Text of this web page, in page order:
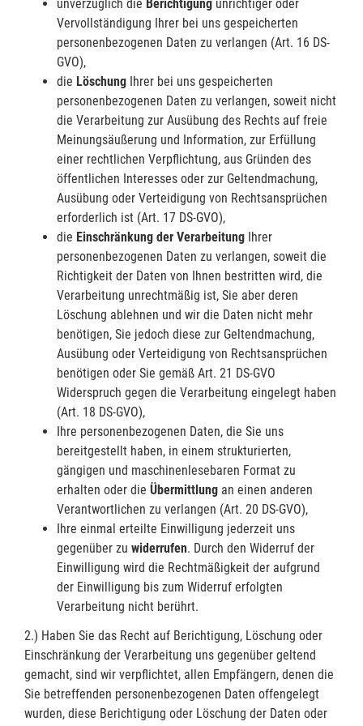
unverzüglich die Berichtigung unrichtiger oder
Vervollständigung Ihrer bei uns gespeicherten
personenbezogenen Daten zu verlangen (Art. 16 DS-
GVO),
die Löschung Ihrer bei uns gespeicherten
personenbezogenen Daten zu verlangen, soweit nicht
die Verarbeitung zur Ausübung des Rechts auf freie
Meinungsäußerung und Information, zur Erfüllung
einer rechtlichen Verpflichtung, aus Gründen des
öffentlichen Interesses oder zur Geltendmachung,
Ausübung oder Verteidigung von Rechtsansprüchen
erforderlich ist (Art. 17 DS-GVO),
die Einschränkung der Verarbeitung Ihrer
personenbezogenen Daten zu verlangen, soweit die
Richtigkeit der Daten von Ihnen bestritten wird, die
Verarbeitung unrechtmäßig ist, Sie aber deren
Löschung ablehnen und wir die Daten nicht mehr
benötigen, Sie jedoch diese zur Geltendmachung,
Ausübung oder Verteidigung von Rechtsansprüchen
benötigen oder Sie gemäß Art. 21 DS-GVO
Widerspruch gegen die Verarbeitung eingelegt haben
(Art. 18 DS-GVO),
Ihre personenbezogenen Daten, die Sie uns
bereitgestellt haben, in einem strukturierten,
gängigen und maschinenlesebaren Format zu
erhalten oder die Übermittlung an einen anderen
Verantwortlichen zu verlangen (Art. 20 DS-GVO),
Ihre einmal erteilte Einwilligung jederzeit uns
gegenüber zu widerrufen. Durch den Widerruf der
Einwilligung wird die Rechtmäßigkeit der aufgrund
der Einwilligung bis zum Widerruf erfolgten
Verarbeitung nicht berührt.
2.) Haben Sie das Recht auf Berichtigung, Löschung oder
Einschränkung der Verarbeitung uns gegenüber geltend
gemacht, sind wir verpflichtet, allen Empfängern, denen die
Sie betreffenden personenbezogenen Daten offengelegt
wurden, diese Berichtigung oder Löschung der Daten oder